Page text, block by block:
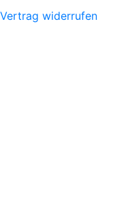
Vertrag widerrufen